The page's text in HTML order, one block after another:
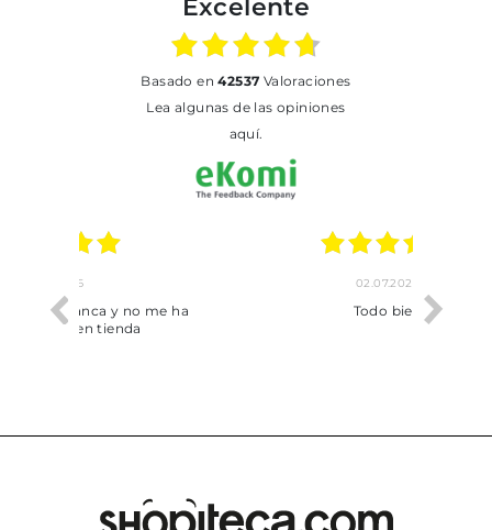
Excelente
basado en42537 Valoraciones
Lea algunas de las opiniones
aquí.